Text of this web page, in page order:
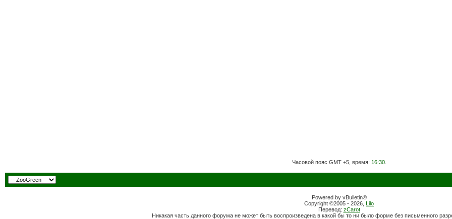
Часовой пояс GMT +5, время: 16:30.
Powered by vBulletin®
Copyright ©2005 - 2026, Lilo
Перевод: zCarot
Никакая часть данного форума не может быть воспроизведена в какой бы то ни было форме без письменного